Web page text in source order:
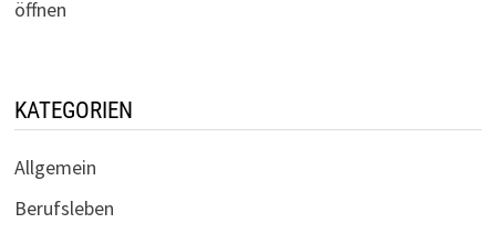
öffnen
KATEGORIEN
Allgemein
Berufsleben